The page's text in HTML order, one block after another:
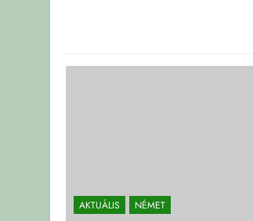
AKTUÁLIS NÉMET